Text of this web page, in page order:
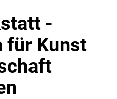
-
für Kunst